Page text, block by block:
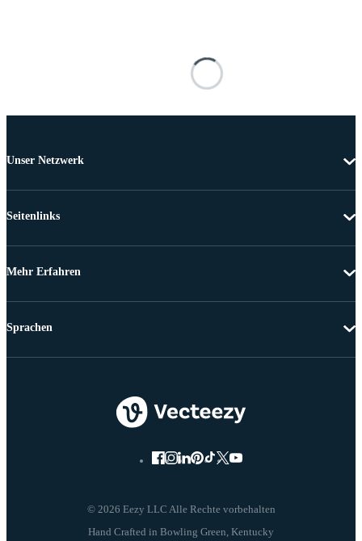
Unser Netzwerk
Seitenlinks
Mehr Erfahren
© 2026 Eezy LLC Alle Rechte vorbehalten
Sprachen